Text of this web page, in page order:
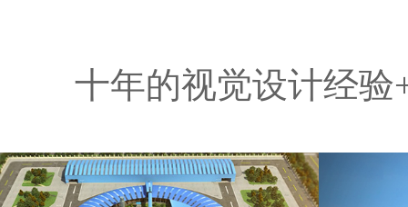
十年的视觉设计经